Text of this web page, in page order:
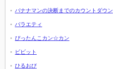
バナナマンの決断までのカウントダウン
バラエティ
ぴったんこカン☆カン
ビビット
ひるおび